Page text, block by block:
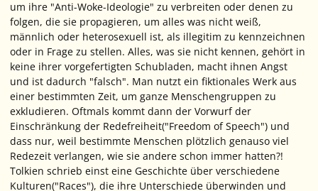
um ihre "Anti-Woke-Ideologie" zu verbreiten oder denen zu
folgen, die sie propagieren, um alles was nicht weiß,
männlich oder heterosexuell ist, als illegitim zu kennzeichnen
oder in Frage zu stellen. Alles, was sie nicht kennen, gehört in
keine ihrer vorgefertigten Schubladen, macht ihnen Angst
und ist dadurch "falsch". Man nutzt ein fiktionales Werk aus
einer bestimmten Zeit, um ganze Menschengruppen zu
exkludieren. Oftmals kommt dann der Vorwurf der
Einschränkung der Redefreiheit("Freedom of Speech") und
dass nur, weil bestimmte Menschen plötzlich genauso viel
Redezeit verlangen, wie sie andere schon immer hatten?!
Tolkien schrieb einst eine Geschichte über verschiedene
Kulturen("Races"), die ihre Unterschiede überwinden und